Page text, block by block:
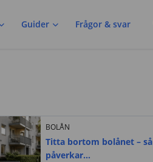
Guider Frågor & svar
BOLÅN
Titta bortom bolånet – så
påverkar